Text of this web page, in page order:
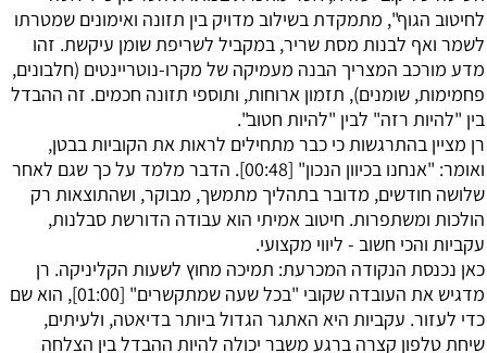
לחיטוב הגוף", מתמקדת בשילוב מדויק בין תזונה ואימונים שמטרתו
לשמר ואף לבנות מסת שריר, במקביל לשריפת שומן עיקשת. זהו
מדע מורכב המצריך הבנה מעמיקה של מקרו-נוטריינטים (חלבונים,
פחמימות, שומנים), תזמון ארוחות, ותוספי תזונה חכמים. זה ההבדל
בין "להיות רזה" לבין "להיות חטוב".
רן מציין בהתרגשות כי כבר מתחילים לראות את הקוביות בבטן,
ואומר: "אנחנו בכיוון הנכון" [00:48]. הדבר מלמד על כך שגם לאחר
שלושה חודשים, מדובר בתהליך מתמשך, מבוקר, ושהתוצאות רק
הולכות ומשתפרות. חיטוב אמיתי הוא עבודה הדורשת סבלנות,
עקביות והכי חשוב - ליווי מקצועי.
כאן נכנסת הנקודה המכרעת: תמיכה מחוץ לשעות הקליניקה. רן
מדגיש את העובדה שקובי "בכל שעה שמתקשרים" [01:00], הוא שם
כדי לעזור. עקביות היא האתגר הגדול ביותר בדיאטה, ולעיתים,
שיחת טלפון קצרה ברגע משבר יכולה להיות ההבדל בין הצלחה